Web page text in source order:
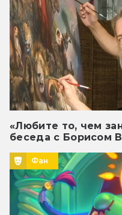
«Любите то, чем
беседа с Борисом
Фан